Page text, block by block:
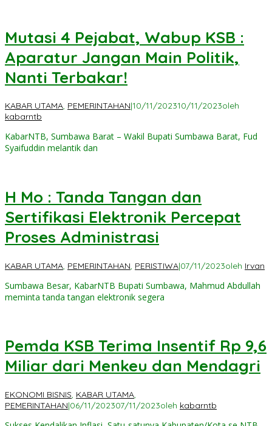
Mutasi 4 Pejabat, Wabup KSB :
Aparatur Jangan Main Politik,
Nanti Terbakar!
KABAR UTAMA, PEMERINTAHAN|10/11/202310/11/2023oleh
kabarntb
KabarNTB, Sumbawa Barat – Wakil Bupati Sumbawa Barat, Fud
Syaifuddin melantik dan
H Mo : Tanda Tangan dan
Sertifikasi Elektronik Percepat
Proses Administrasi
KABAR UTAMA, PEMERINTAHAN, PERISTIWA|07/11/2023oleh Irvan
Sumbawa Besar, KabarNTB Bupati Sumbawa, Mahmud Abdullah
meminta tanda tangan elektronik segera
Pemda KSB Terima Insentif Rp 9,6
Miliar dari Menkeu dan Mendagri
EKONOMI BISNIS, KABAR UTAMA,
PEMERINTAHAN|06/11/202307/11/2023oleh kabarntb